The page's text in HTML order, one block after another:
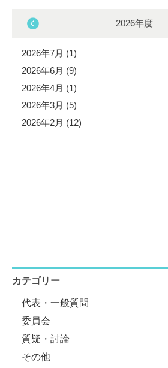
2026年度
2026年7月 (1)
2026年6月 (9)
2026年4月 (1)
2026年3月 (5)
2026年2月 (12)
カテゴリー
代表・一般質問
委員会
質疑・討論
その他